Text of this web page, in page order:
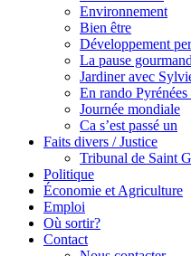
Environnement
Bien être
Développement
La pause
Jardiner avec
En rando Pyrénées
Journée mondiale
Ca s’est passé un
Faits divers / Justice
Tribunal de Saint
Politique
Économie et Agriculture
Emploi
Où sortir?
Contact